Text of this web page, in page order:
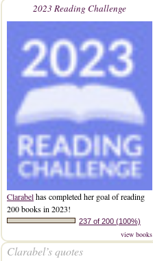
2023 Reading Challenge
Clarabelhas completed her goal of reading
200 books in 2023!
237 of 200 (100%)
view books
Clarabel’s quotes